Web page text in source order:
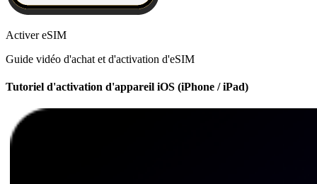
Activer eSIM
Guide vidéo d'achat et d'activation d'eSIM
Tutoriel d'activation d'appareil iOS (iPhone / iPad)